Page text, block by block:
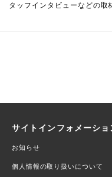
タッフインタビューなどの取
サイトインフォメーショ
お知らせ
個人情報の取り扱いについて